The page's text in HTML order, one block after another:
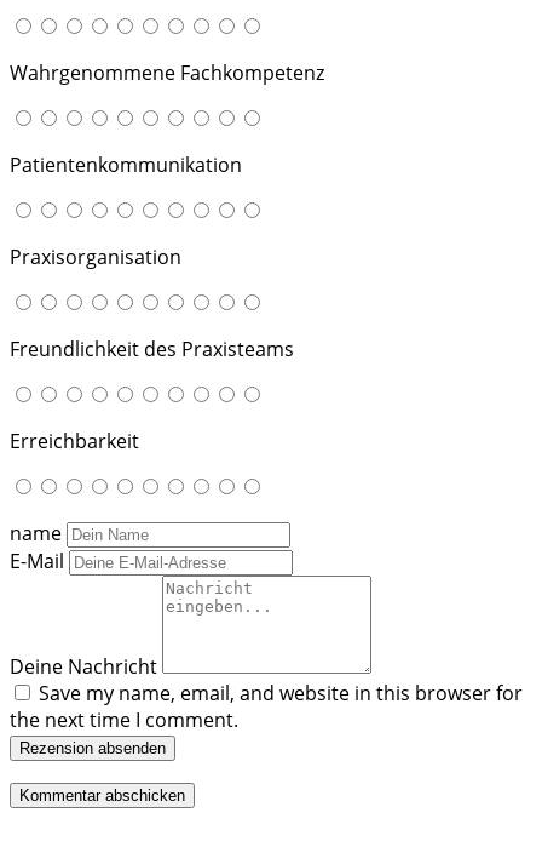
Wahrgenommene Fachkompetenz
Patientenkommunikation
Praxisorganisation
Freundlichkeit des Praxisteams
Erreichbarkeit
name
E-Mail
Deine Nachricht
Save my name, email, and website in this browser for
the next time I comment.
Rezension absenden